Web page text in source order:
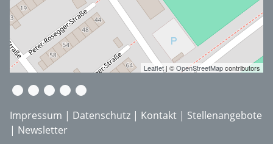
Leaflet| ©OpenStreetMapcontributors
Impressum | Datenschutz | Kontakt | Stellenangebote
| Newsletter